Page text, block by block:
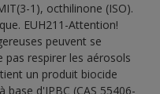
1), octhilinone (ISO).
EUH211-Attention!
peuvent se
respirer les aérosols
un produit biocide
d'IPBC (CAS 55406-